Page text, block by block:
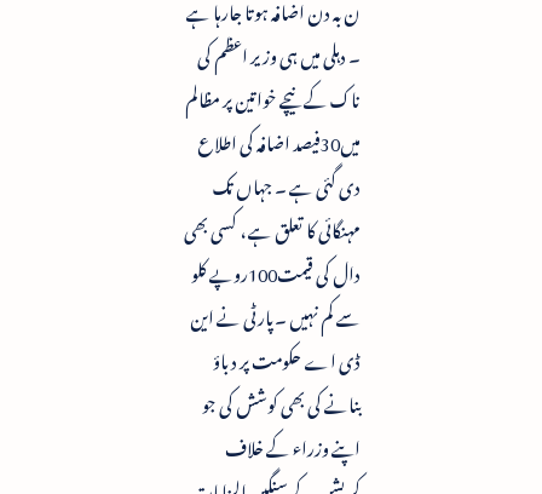
۔ دہلی میں ہی وزیر اعظم کی
ناک کے نیچے خواتین پر مظالم
میں30فیصد اضافہ کی اطلاع
دی گئی ہے ۔ جہاں تک
مہنگائی کا تعلق ہے ، کسی بھی
دال کی قیمت100روپے کلو
سے کم نہیں ۔پارٹی نے این
ڈی اے حکومت پر دباؤ
بنانے کی بھی کوشش کی جو
اپنے وزراء کے خلاف